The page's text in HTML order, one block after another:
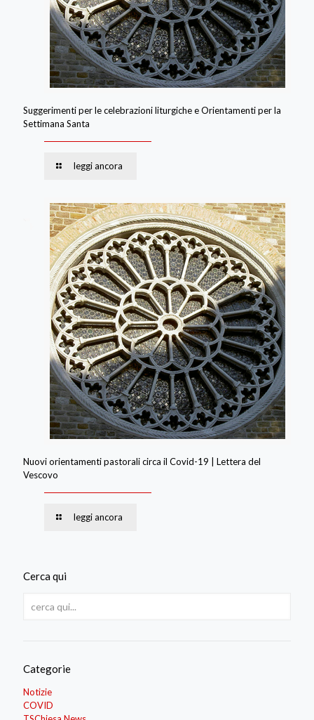
Suggerimenti per le celebrazioni liturgiche e Orientamenti per la
Settimana Santa
leggi ancora
Nuovi orientamenti pastorali circa il Covid-19 | Lettera del
Vescovo
leggi ancora
Cerca qui
Categorie
Notizie
COVID